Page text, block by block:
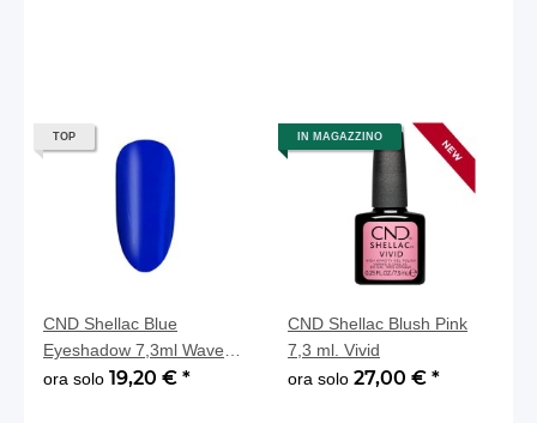
TOP
CND Shellac Blue
Eyeshadow 7,3ml Wave
Collection
ora solo 19,20 € *
IN MAGAZZINO
CND Shellac Blush Pink
7,3 ml. Vivid
ora solo 27,00 € *